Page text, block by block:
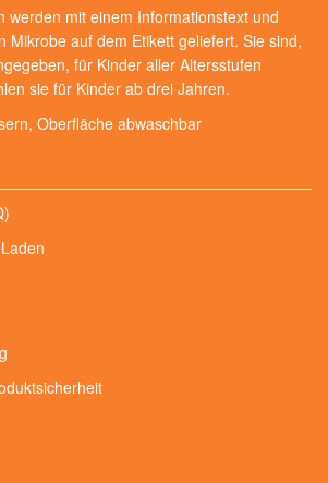
werden mit einem Informationstext und
Mikrobe auf dem Etikett geliefert. Sie sind,
für Kinder aller Altersstufen
sie für Kinder ab drei Jahren.
Oberfläche abwaschbar